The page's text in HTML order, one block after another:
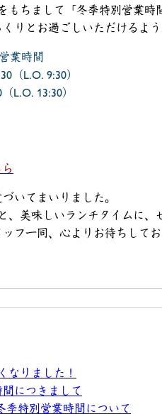
もちまして「冬季特別営業時
りとお過ごしいただけるよ
業時間
（L.O. 9:30）
L.O. 13:30）
いてまいりました。
、美味しいランチタイムに、
フ一同、心よりお待ちしてお
なりました！
につきまして
季特別営業時間について